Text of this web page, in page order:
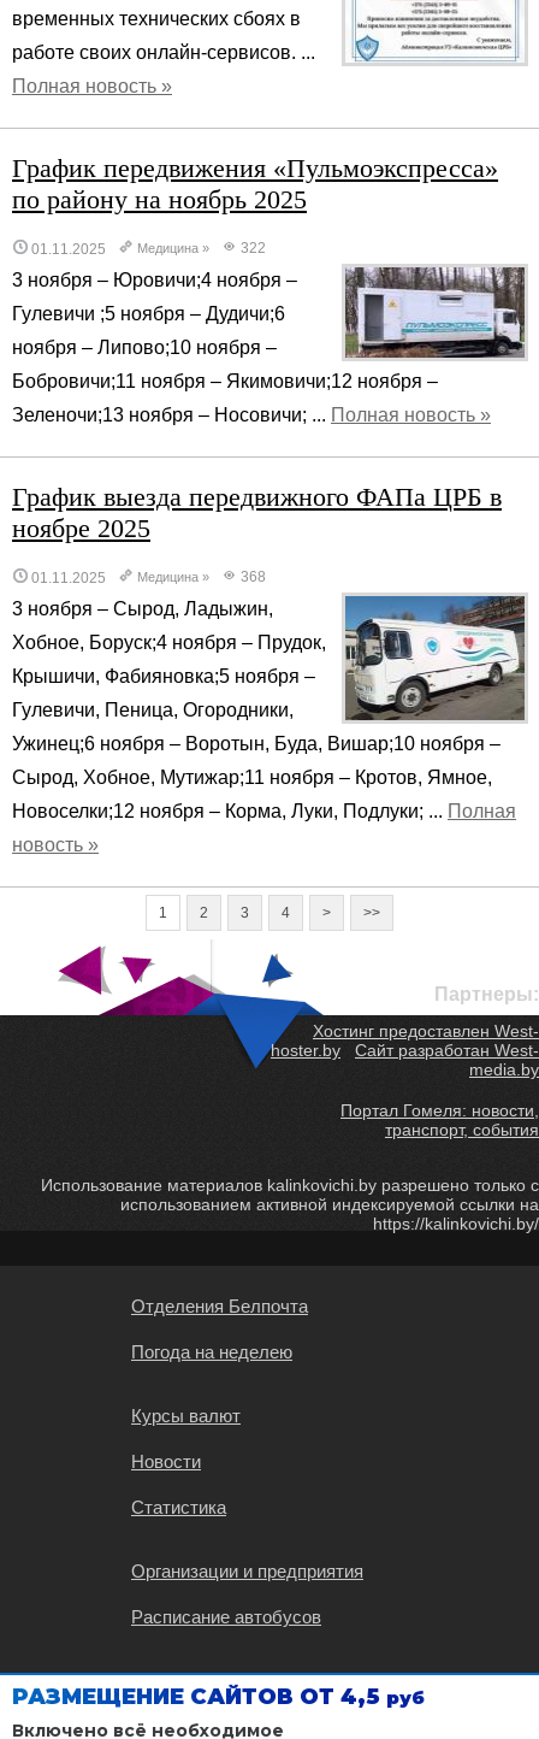
РАЗМЕЩЕНИЕ САЙТОВ ОТ 4,5 руб
Включено всё необходимое
временных технических сбоях в
работе своих онлайн-сервисов. ...
Полная новость »
График передвижения «Пульмоэкспресса»
по району на ноябрь 2025
01.11.2025 Медицина » 322
3 ноября – Юровичи;4 ноября –
Гулевичи ;5 ноября – Дудичи;6
ноября – Липово;10 ноября –
Бобровичи;11 ноября – Якимовичи;12 ноября –
Зеленочи;13 ноября – Носовичи; ... Полная новость »
График выезда передвижного ФАПа ЦРБ в
ноябре 2025
01.11.2025 Медицина » 368
3 ноября – Сырод, Ладыжин,
Хобное, Боруск;4 ноября – Прудок,
Крышичи, Фабияновка;5 ноября –
Гулевичи, Пеница, Огородники,
Ужинец;6 ноября – Воротын, Буда, Вишар;10 ноября –
Сырод, Хобное, Мутижар;11 ноября – Кротов, Ямное,
Новоселки;12 ноября – Корма, Луки, Подлуки; ... Полная
новость »
1 2 3 4 > >>
Партнеры:
Хостинг предоставлен West-
hoster.by
Сайт разработан West-
media.by
Портал Гомеля: новости,
транспорт, события
Использование материалов kalinkovichi.by разрешено только с
использованием активной индексируемой ссылки на
https://kalinkovichi.by/
Отделения Белпочта
Погода на неделею
Курсы валют
Новости
Статистика
Организации и предприятия
Расписание автобусов
Карта Калинковичей
Расписание поездов